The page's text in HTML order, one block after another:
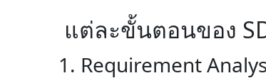
แต่ละขั้นตอนของ
1. Requirement